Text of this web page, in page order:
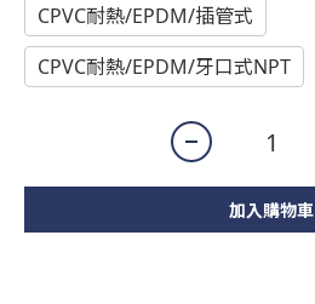
CPVC耐熱/EPDM/插管式
CPVC耐熱/EPDM/牙口式NPT
加入購物車